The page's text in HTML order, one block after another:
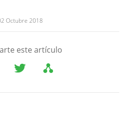
Octubre 2018
este artículo